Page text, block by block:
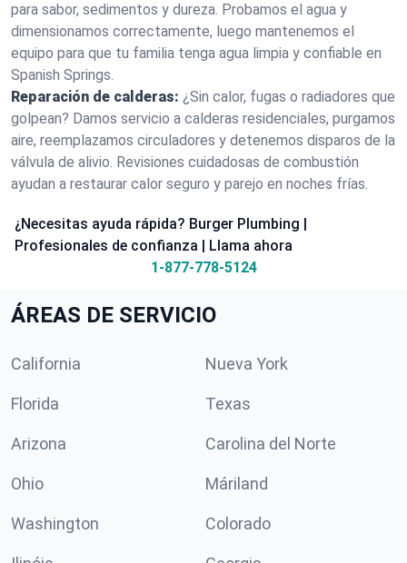
para sabor, sedimentos y dureza. Probamos el agua y
dimensionamos correctamente, luego mantenemos el
equipo para que tu familia tenga agua limpia y confiable en
Spanish Springs.
Reparación de calderas: ¿Sin calor, fugas o radiadores que
golpean? Damos servicio a calderas residenciales, purgamos
aire, reemplazamos circuladores y detenemos disparos de la
válvula de alivio. Revisiones cuidadosas de combustión
ayudan a restaurar calor seguro y parejo en noches frías.
¿Necesitas ayuda rápida? Burger Plumbing |
Profesionales de confianza | Llama ahora
1-877-778-5124
ÁREAS DE SERVICIO
California Nueva York
Florida Texas
Arizona Carolina del Norte
Ohio Máriland
Washington Colorado